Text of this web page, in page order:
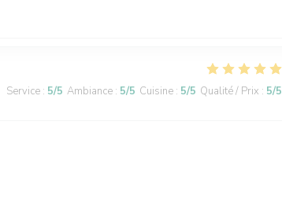
Service : 5/5 Ambiance : 5/5 Cuisine : 5/5 Qualité / Prix : 5/5